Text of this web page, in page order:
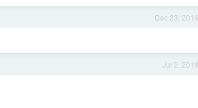
Dec 23, 2019
Jul 2, 2019